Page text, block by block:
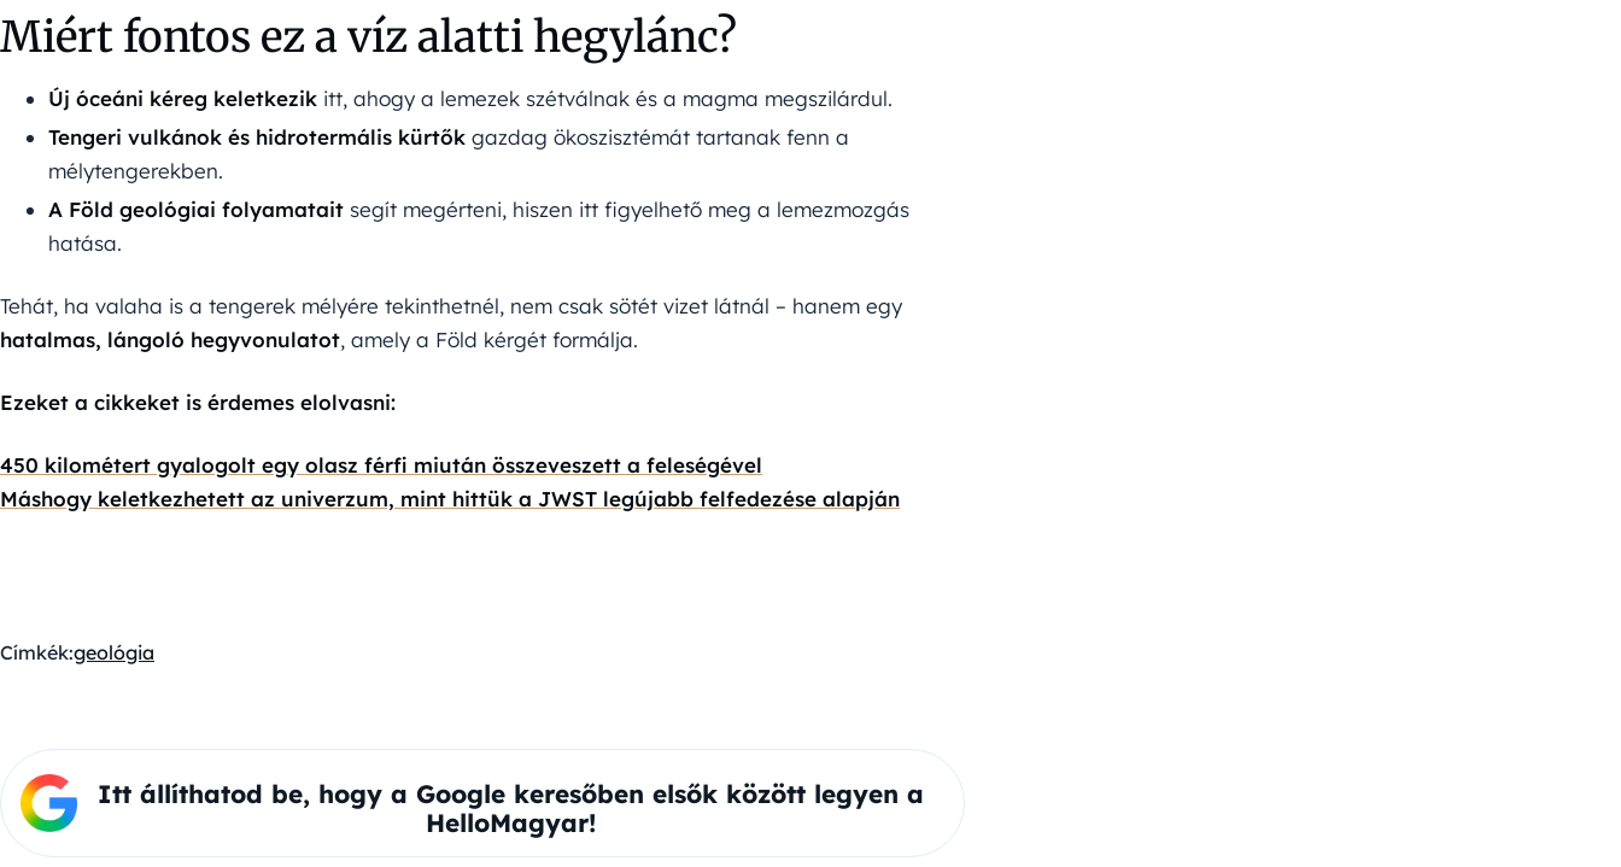
Miért fontos ez a víz alatti hegylánc?
Új óceáni kéreg keletkezik itt, ahogy a lemezek szétválnak és a magma megszilárdul.
Tengeri vulkánok és hidrotermális kürtők gazdag ökoszisztémát tartanak fenn a
mélytengerekben.
A Föld geológiai folyamatait segít megérteni, hiszen itt figyelhető meg a lemezmozgás
hatása.
Tehát, ha valaha is a tengerek mélyére tekinthetnél, nem csak sötét vizet látnál – hanem egy
hatalmas, lángoló hegyvonulatot, amely a Föld kérgét formálja.
Ezeket a cikkeket is érdemes elolvasni:
450 kilométert gyalogolt egy olasz férfi miután összeveszett a feleségével
Máshogy keletkezhetett az univerzum, mint hittük a JWST legújabb felfedezése alapján
Címkék:geológia
Itt állíthatod be, hogy a Google keresőben elsők között legyen a
HelloMagyar!